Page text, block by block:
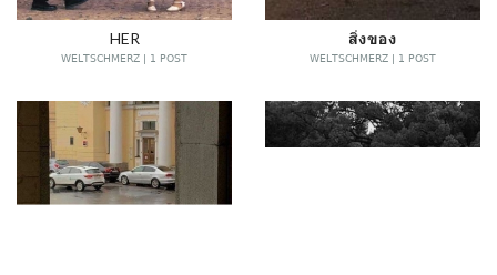
HER
WELTSCHMERZ | 1 POST
สิ่งของ
WELTSCHMERZ | 1 POST